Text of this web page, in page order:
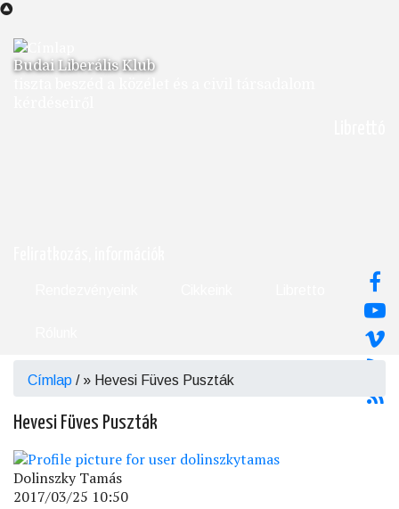
Ugrás
tartalomra
Budai Liberális Klub
Morzsa
Címlap / Hevesi Füves Puszták
Hevesi Füves Puszták
Dolinszky Tamás
2017/03/25 10:50